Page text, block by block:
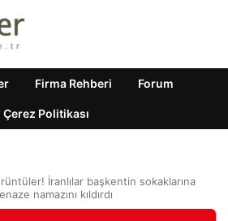
Firma Rehberi Forum
Çerez Politikası
İranlılar başkentin sokaklarına
namazını kıldırdı